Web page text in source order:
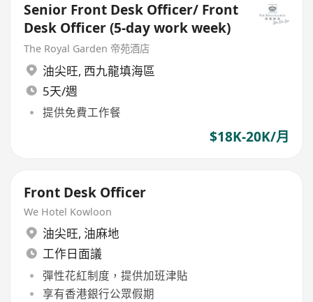
Senior Front Desk Officer/ Front
Desk Officer (5-day work week)
The Royal Garden 帝苑酒店
油尖旺, 西九龍填海區
5天/週
提供免費工作餐
$18K-20K/月
Front Desk Officer
We Hotel Kowloon
油尖旺, 油麻地
工作日面議
彈性花紅制度，提供加班津貼
享有香港銀行公眾假期